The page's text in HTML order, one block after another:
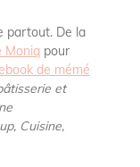
partout. De la
Moniqpour
de mémé
et
Cuisine,